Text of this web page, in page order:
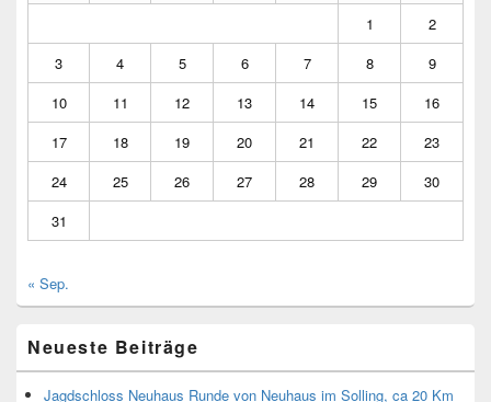
1
2
3
4 5 6 7 8
9
10
11 12 13 14 15
16
17
18 19 20 21 22
23
24
25 26 27 28 29
30
31
« Sep.
Neueste Beiträge
Jagdschloss Neuhaus Runde von Neuhaus im Solling, ca 20 Km